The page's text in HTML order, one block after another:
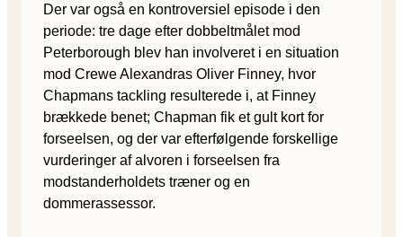
Der var også en kontroversiel episode i den
periode: tre dage efter dobbeltmålet mod
Peterborough blev han involveret i en situation
mod Crewe Alexandras Oliver Finney, hvor
Chapmans tackling resulterede i, at Finney
brækkede benet; Chapman fik et gult kort for
forseelsen, og der var efterfølgende forskellige
vurderinger af alvoren i forseelsen fra
modstanderholdets træner og en
dommerassessor.